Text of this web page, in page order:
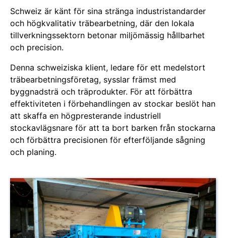
Schweiz är känt för sina stränga industristandarder
och högkvalitativ träbearbetning, där den lokala
tillverkningssektorn betonar miljömässig hållbarhet
och precision.
Denna schweiziska klient, ledare för ett medelstort
träbearbetningsföretag, sysslar främst med
byggnadsträ och träprodukter. För att förbättra
effektiviteten i förbehandlingen av stockar beslöt han
att skaffa en högpresterande industriell
stockavlägsnare för att ta bort barken från stockarna
och förbättra precisionen för efterföljande sågning
och planing.